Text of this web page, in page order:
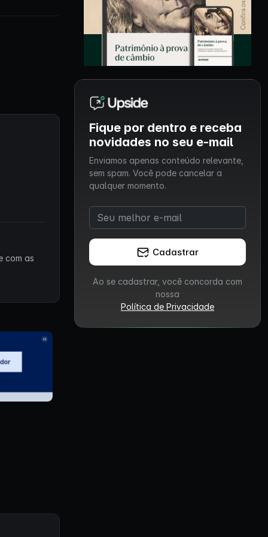
com as
Fique por dentro e receba
novidades no seu e-mail
Enviamos apenas conteúdo relevante,
sem spam. Você pode cancelar a
qualquer momento.
Cadastrar
Ao se cadastrar, você concorda com
nossa
Política de Privacidade